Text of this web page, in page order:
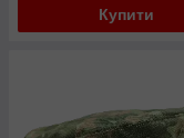
Купити